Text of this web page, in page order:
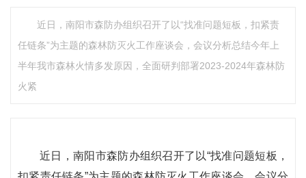
近日，南阳市森防办组织召开了以“找准问题短板，扣紧责
任链条”为主题的森林防灭火工作座谈会，会议分析总结今年上
半年我市森林火情多发原因，全面研判部署2023-2024年森林防
火紧
近日，南阳市森防办组织召开了以“找准问题短板，